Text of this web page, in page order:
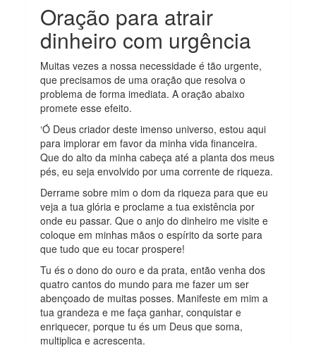
Oração para atrair
dinheiro com urgência
Muitas vezes a nossa necessidade é tão urgente,
que precisamos de uma oração que resolva o
problema de forma imediata. A oração abaixo
promete esse efeito.
‘Ó Deus criador deste imenso universo, estou aqui
para implorar em favor da minha vida financeira.
Que do alto da minha cabeça até a planta dos meus
pés, eu seja envolvido por uma corrente de riqueza.
Derrame sobre mim o dom da riqueza para que eu
veja a tua glória e proclame a tua existência por
onde eu passar. Que o anjo do dinheiro me visite e
coloque em minhas mãos o espírito da sorte para
que tudo que eu tocar prospere!
Tu és o dono do ouro e da prata, então venha dos
quatro cantos do mundo para me fazer um ser
abençoado de muitas posses. Manifeste em mim a
tua grandeza e me faça ganhar, conquistar e
enriquecer, porque tu és um Deus que soma,
multiplica e acrescenta.